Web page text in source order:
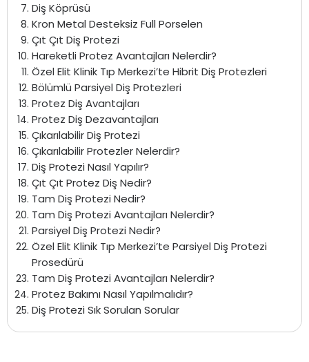
Diş Köprüsü
Kron Metal Desteksiz Full Porselen
Çıt Çıt Diş Protezi
Hareketli Protez Avantajları Nelerdir?
Özel Elit Klinik Tıp Merkezi’te Hibrit Diş Protezleri
Bölümlü Parsiyel Diş Protezleri
Protez Diş Avantajları
Protez Diş Dezavantajları
Çıkarılabilir Diş Protezi
Çıkarılabilir Protezler Nelerdir?
Diş Protezi Nasıl Yapılır?
Çıt Çıt Protez Diş Nedir?
Tam Diş Protezi Nedir?
Tam Diş Protezi Avantajları Nelerdir?
Parsiyel Diş Protezi Nedir?
Özel Elit Klinik Tıp Merkezi’te Parsiyel Diş Protezi
Prosedürü
Tam Diş Protezi Avantajları Nelerdir?
Protez Bakımı Nasıl Yapılmalıdır?
Diş Protezi Sık Sorulan Sorular